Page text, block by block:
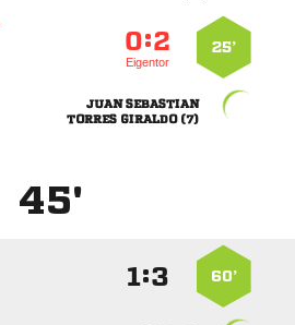
25’
:
Eigentor
 
  
45'
60’
: